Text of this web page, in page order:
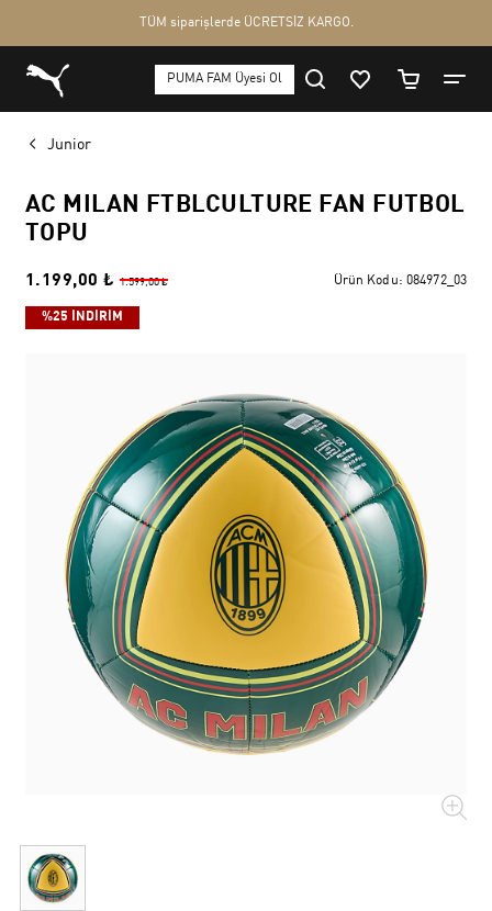
Junior
AC MILAN FTBLCULTURE FAN FUTBOL
TOPU
1.199,00 ₺ 1.599,00 ₺ Ürün Kodu: 084972_03
%25 İNDİRİM